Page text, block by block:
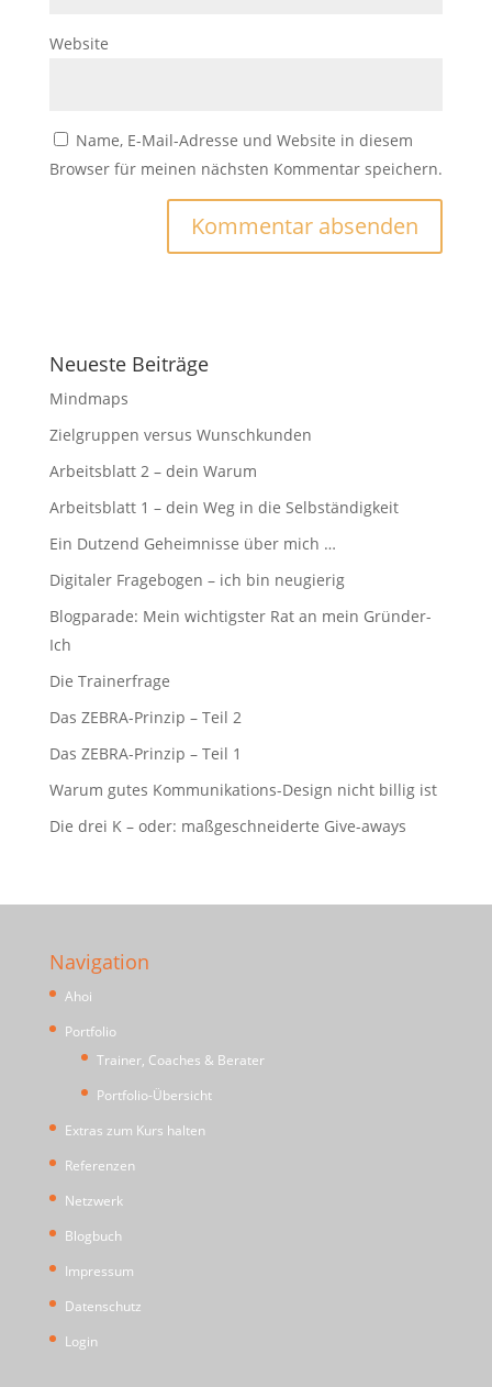
Website
Name, E-Mail-Adresse und Website in diesem
Browser für meinen nächsten Kommentar speichern.
Neueste Beiträge
Mindmaps
Zielgruppen versus Wunschkunden
Arbeitsblatt 2 – dein Warum
Arbeitsblatt 1 – dein Weg in die Selbständigkeit
Ein Dutzend Geheimnisse über mich …
Digitaler Fragebogen – ich bin neugierig
Blogparade: Mein wichtigster Rat an mein Gründer-
Ich
Die Trainerfrage
Das ZEBRA-Prinzip – Teil 2
Das ZEBRA-Prinzip – Teil 1
Warum gutes Kommunikations-Design nicht billig ist
Die drei K – oder: maßgeschneiderte Give-aways
Navigation
Ahoi
Portfolio
Trainer, Coaches & Berater
Portfolio-Übersicht
Extras zum Kurs halten
Referenzen
Netzwerk
Blogbuch
Impressum
Datenschutz
Login